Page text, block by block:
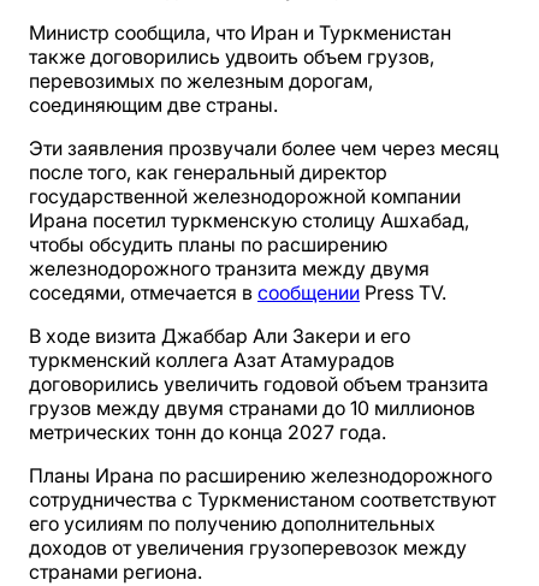
Министр сообщила, что Иран и Туркменистан
также договорились удвоить объем грузов,
перевозимых по железным дорогам,
соединяющим две страны.
Эти заявления прозвучали более чем через месяц
после того, как генеральный директор
государственной железнодорожной компании
Ирана посетил туркменскую столицу Ашхабад,
чтобы обсудить планы по расширению
железнодорожного транзита между двумя
соседями, отмечается в сообщении Press TV.
В ходе визита Джаббар Али Закери и его
туркменский коллега Азат Атамурадов
договорились увеличить годовой объем транзита
грузов между двумя странами до 10 миллионов
метрических тонн до конца 2027 года.
Планы Ирана по расширению железнодорожного
сотрудничества с Туркменистаном соответствуют
его усилиям по получению дополнительных
доходов от увеличения грузоперевозок между
странами региона.